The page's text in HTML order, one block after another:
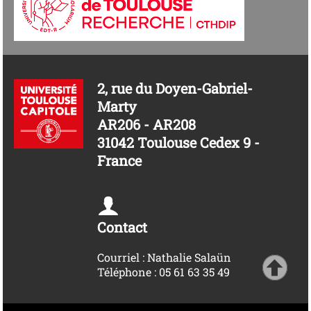
2, rue du Doyen-Gabriel-
Marty
AR206 - AR208
31042 Toulouse Cedex 9 -
France
Contact
Courriel : Nathalie Salaün
Téléphone : 05 61 63 35 49